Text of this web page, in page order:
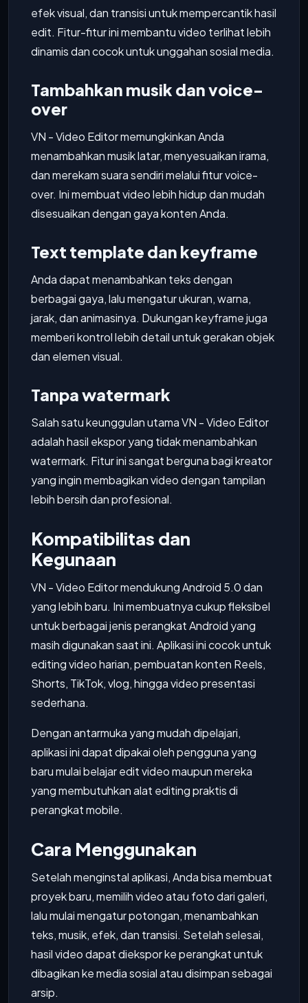
efek visual, dan transisi untuk mempercantik hasil
edit. Fitur-fitur ini membantu video terlihat lebih
dinamis dan cocok untuk unggahan sosial media.
Tambahkan musik dan voice-
over
VN - Video Editor memungkinkan Anda
menambahkan musik latar, menyesuaikan irama,
dan merekam suara sendiri melalui fitur voice-
over. Ini membuat video lebih hidup dan mudah
disesuaikan dengan gaya konten Anda.
Text template dan keyframe
Anda dapat menambahkan teks dengan
berbagai gaya, lalu mengatur ukuran, warna,
jarak, dan animasinya. Dukungan keyframe juga
memberi kontrol lebih detail untuk gerakan objek
dan elemen visual.
Tanpa watermark
Salah satu keunggulan utama VN - Video Editor
adalah hasil ekspor yang tidak menambahkan
watermark. Fitur ini sangat berguna bagi kreator
yang ingin membagikan video dengan tampilan
lebih bersih dan profesional.
Kompatibilitas dan
Kegunaan
VN - Video Editor mendukung Android 5.0 dan
yang lebih baru. Ini membuatnya cukup fleksibel
untuk berbagai jenis perangkat Android yang
masih digunakan saat ini. Aplikasi ini cocok untuk
editing video harian, pembuatan konten Reels,
Shorts, TikTok, vlog, hingga video presentasi
sederhana.
Dengan antarmuka yang mudah dipelajari,
aplikasi ini dapat dipakai oleh pengguna yang
baru mulai belajar edit video maupun mereka
yang membutuhkan alat editing praktis di
perangkat mobile.
Cara Menggunakan
Setelah menginstal aplikasi, Anda bisa membuat
proyek baru, memilih video atau foto dari galeri,
lalu mulai mengatur potongan, menambahkan
teks, musik, efek, dan transisi. Setelah selesai,
hasil video dapat diekspor ke perangkat untuk
dibagikan ke media sosial atau disimpan sebagai
arsip.